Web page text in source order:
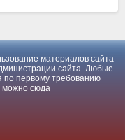
материалов сайта
сайта. Любые
по первому требованию
можно сюда